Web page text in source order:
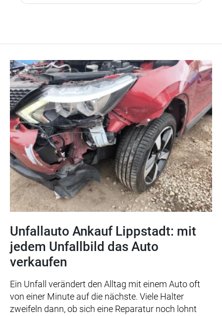
Unfallauto Ankauf Lippstadt: mit
jedem Unfallbild das Auto
verkaufen
Ein Unfall verändert den Alltag mit einem Auto oft
von einer Minute auf die nächste. Viele Halter
zweifeln dann, ob sich eine Reparatur noch lohnt